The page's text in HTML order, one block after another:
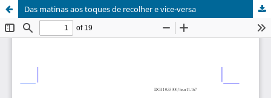
Das matinas aos toques de recolher e vice-versa